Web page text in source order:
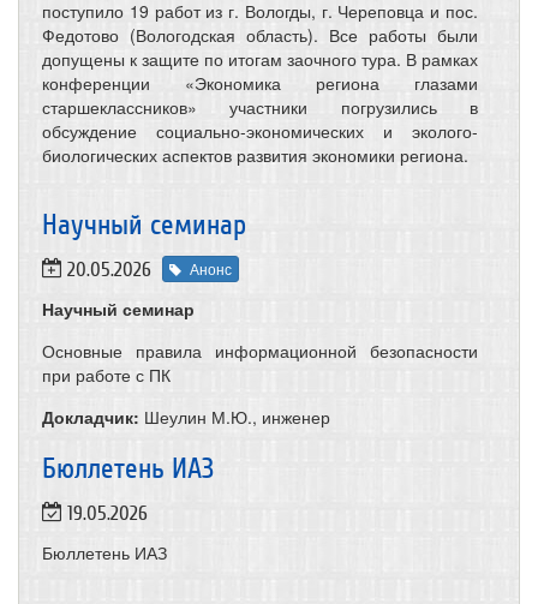
поступило 19 работ из г. Вологды, г. Череповца и пос.
Федотово (Вологодская область). Все работы были
допущены к защите по итогам заочного тура. В рамках
конференции «Экономика региона глазами
старшеклассников» участники погрузились в
обсуждение социально-экономических и эколого-
биологических аспектов развития экономики региона.
Научный семинар
20.05.2026 Анонс
Научный семинар
Основные правила информационной безопасности
при работе с ПК
Докладчик: Шеулин М.Ю., инженер
Бюллетень ИАЗ
19.05.2026
Бюллетень ИАЗ